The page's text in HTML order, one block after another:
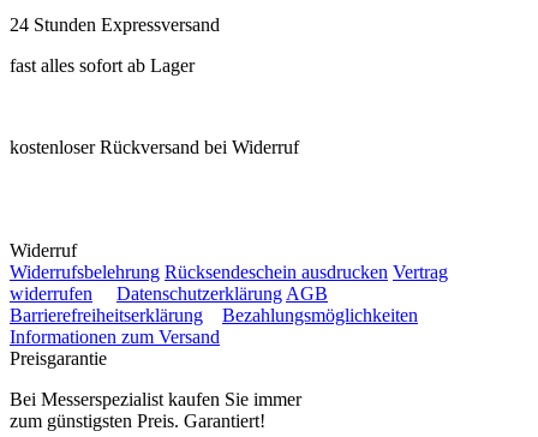
24 Stunden Expressversand
fast alles sofort ab Lager
kostenloser Rückversand bei Widerruf
Widerruf
Widerrufsbelehrung Rücksendeschein ausdrucken Vertrag
widerrufen
Datenschutzerklärung AGB
Barrierefreiheitserklärung
Bezahlungsmöglichkeiten
Informationen zum Versand
Preisgarantie
Bei Messerspezialist kaufen Sie immer
zum günstigsten Preis. Garantiert!